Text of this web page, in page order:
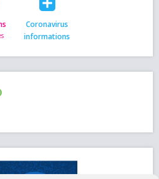
Coronavirus
informations